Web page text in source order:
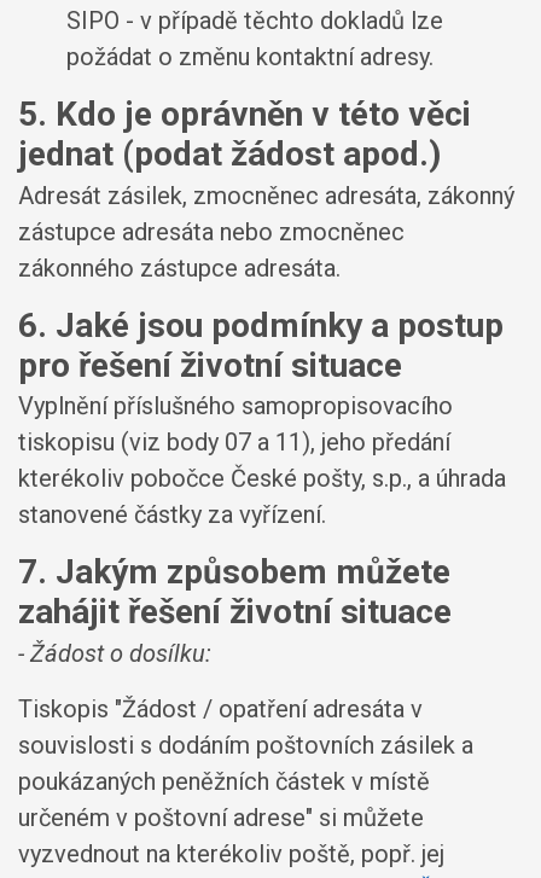
SIPO - v případě těchto dokladů lze
požádat o změnu kontaktní adresy.
5. Kdo je oprávněn v této věci
jednat (podat žádost apod.)
Adresát zásilek, zmocněnec adresáta, zákonný
zástupce adresáta nebo zmocněnec
zákonného zástupce adresáta.
6. Jaké jsou podmínky a postup
pro řešení životní situace
Vyplnění příslušného samopropisovacího
tiskopisu (viz body 07 a 11), jeho předání
kterékoliv pobočce České pošty, s.p., a úhrada
stanovené částky za vyřízení.
7. Jakým způsobem můžete
zahájit řešení životní situace
- Žádost o dosílku:
Tiskopis "Žádost / opatření adresáta v
souvislosti s dodáním poštovních zásilek a
poukázaných peněžních částek v místě
určeném v poštovní adrese" si můžete
vyzvednout na kterékoliv poště, popř. jej